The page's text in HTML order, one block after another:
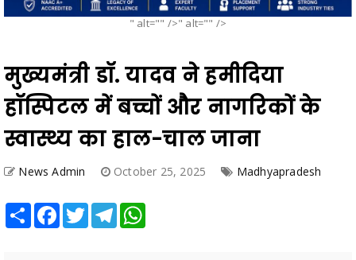
" alt="" />" alt="" />
मुख्यमंत्री डॉ. यादव ने हमीदिया
हॉस्पिटल में बच्चों और नागरिकों के
स्वास्थ्य का हाल-चाल जाना
News Admin October 25, 2025 Madhyapradesh
Share Facebook
TwitterTelegram